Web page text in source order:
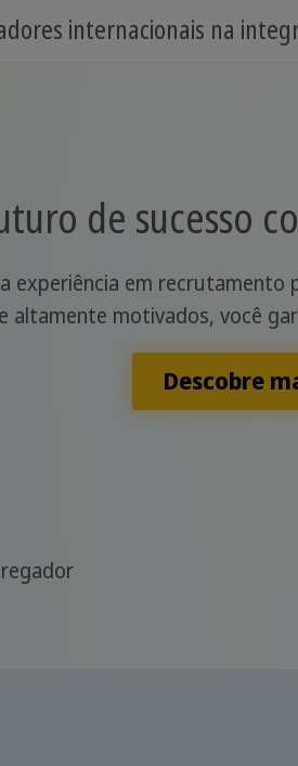
internacionais na
de sucesso
experiência em recrutamento
altamente motivados, você
Descobre